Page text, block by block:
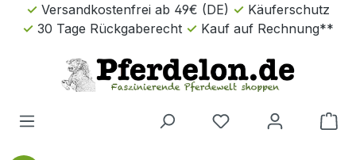
Zum Hauptinhalt springen
Versandkostenfrei ab 49€ (DE)
Käuferschutz
30 Tage Rückgaberecht
Kauf auf Rechnung**